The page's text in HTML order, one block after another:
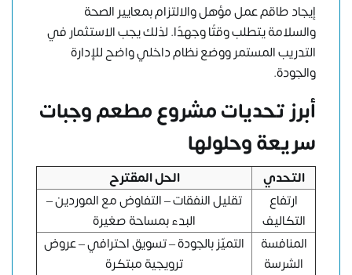
إيجاد طاقم عمل مؤهل والالتزام بمعايير الصحة
والسلامة يتطلب وقتًا وجهدًا. لذلك يجب الاستثمار في
التدريب المستمر ووضع نظام داخلي واضح للإدارة
والجودة.
أبرز تحديات مشروع مطعم وجبات
سريعة وحلولها
التحدي
الحل المقترح
ارتفاع
التكاليف
تقليل النفقات – التفاوض مع الموردين –
البدء بمساحة صغيرة
المنافسة
الشرسة
التميّز بالجودة – تسويق احترافي – عروض
ترويجية مبتكرة